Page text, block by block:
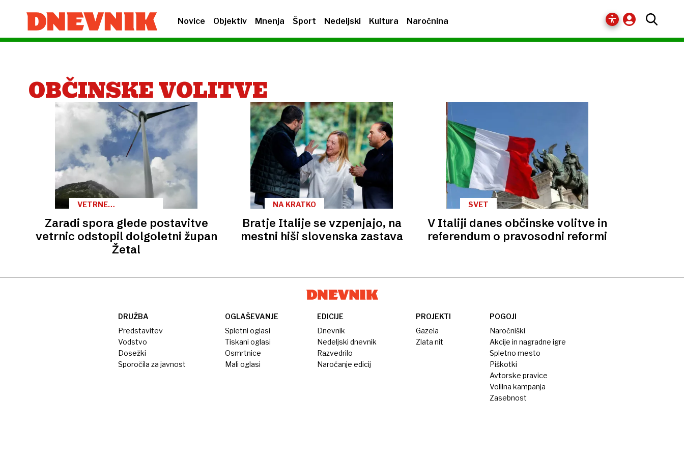
Novice Objektiv Mnenja Šport Nedeljski Kultura Naročnina
OBČINSKE VOLITVE
VETRNE
Zaradi spora glede postavitve
vetrnic odstopil dolgoletni župan
Žetal
NA KRATKO
Bratje Italije se vzpenjajo, na
mestni hiši slovenska zastava
SVET
V Italiji danes občinske volitve in
referendum o pravosodni reformi
DRUŽBA
Predstavitev
Vodstvo
Dosežki
Sporočila za javnost
OGLAŠEVANJE
Spletni oglasi
Tiskani oglasi
Osmrtnice
Mali oglasi
EDICIJE
Dnevnik
Nedeljski dnevnik
Razvedrilo
Naročanje edicij
PROJEKTI
Gazela
Zlata nit
POGOJI
Naročniški
Akcije in nagradne igre
Spletno mesto
Piškotki
Avtorske pravice
Volilna kampanja
Zasebnost